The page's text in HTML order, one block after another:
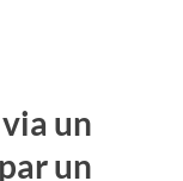
un
un